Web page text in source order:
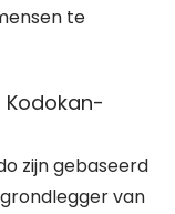
te
zijn gebaseerd
van